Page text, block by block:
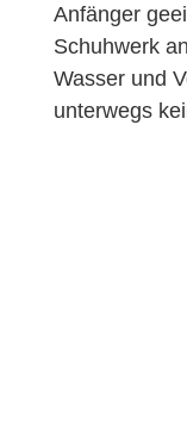
Anfänger
Schuhwerk
Wasser und
unterwegs